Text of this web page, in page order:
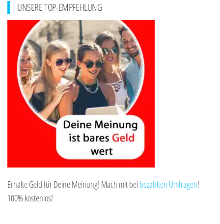
UNSERE TOP-EMPFEHLUNG
Erhalte Geld für Deine Meinung! Mach mit beibezahlten Umfragen!
100% kostenlos!